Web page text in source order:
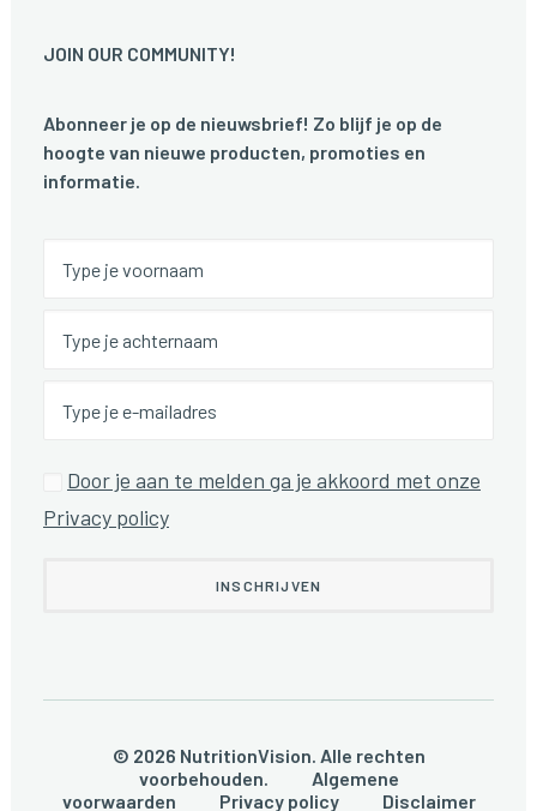
JOIN OUR COMMUNITY!
Abonneer je op de nieuwsbrief! Zo blijf je op de
hoogte van nieuwe producten, promoties en
informatie.
Door je aan te melden ga je akkoord met onze
Privacy policy
© 2026 NutritionVision. Alle rechten
voorbehouden. Algemene
voorwaarden
Privacy policy Disclaimer